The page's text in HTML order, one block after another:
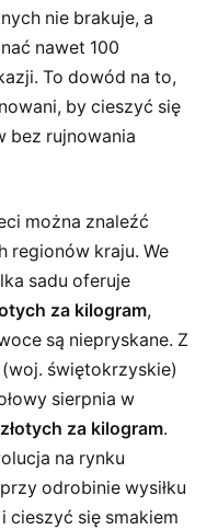
nie brakuje, a
nawet 100
To dowód na to,
by cieszyć się
bez rujnowania
można znaleźć
regionów kraju. We
sadu oferuje
za kilogram,
są niepryskane. Z
świętokrzyskie)
sierpnia w
za kilogram.
na rynku
odrobinie wysiłku
cieszyć się smakiem